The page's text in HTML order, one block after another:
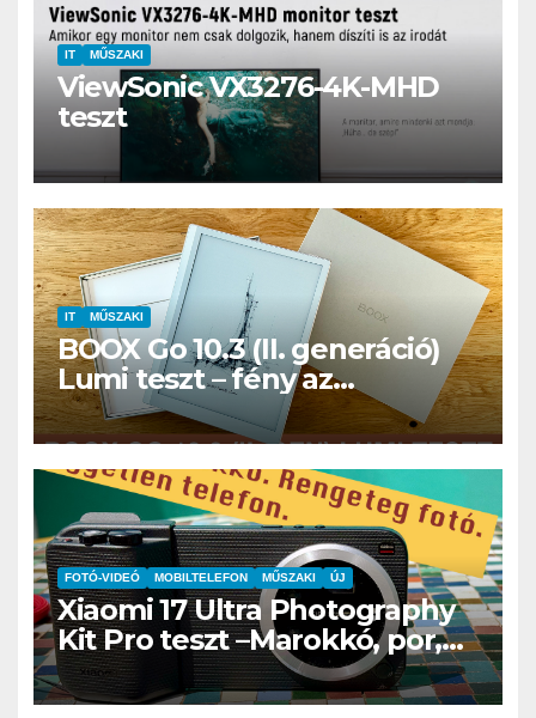
IT MŰSZAKI
ViewSonic VX3276-4K-MHD
teszt
IT MŰSZAKI
BOOX Go 10.3 (II. generáció)
Lumi teszt – fény az
éjszakában, fél könyvtár a
családi csomagban
FOTÓ-VIDEÓ MOBILTELEFON MŰSZAKI ÚJ
Xiaomi 17 Ultra Photography
Kit Pro teszt –Marokkó, por,
hegyek és az a
bizonyospillanat, amikor nem